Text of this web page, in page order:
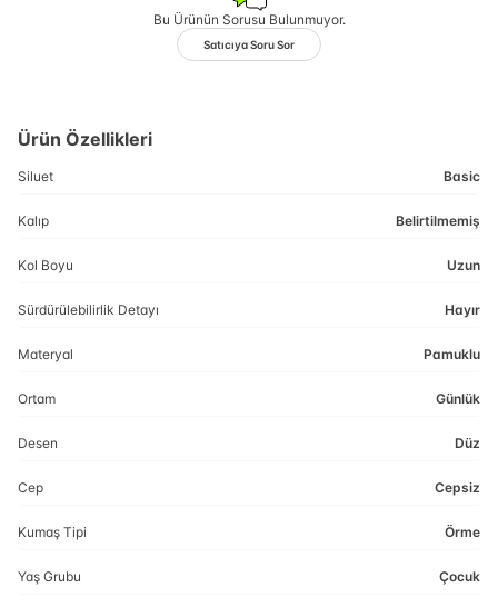
Bu Ürünün Sorusu Bulunmuyor.
Satıcıya Soru Sor
Ürün Özellikleri
Siluet Basic
Kalıp Belirtilmemiş
Kol Boyu Uzun
Sürdürülebilirlik Detayı Hayır
Materyal Pamuklu
Ortam Günlük
Desen Düz
Cep Cepsiz
Kumaş Tipi Örme
Yaş Grubu Çocuk